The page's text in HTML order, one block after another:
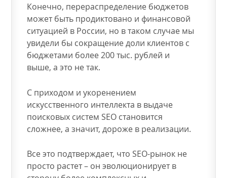
Конечно, перераспределение бюджетов
может быть продиктовано и финансовой
ситуацией в России, но в таком случае мы
увидели бы сокращение доли клиентов с
бюджетами более 200 тыс. рублей и
выше, а это не так.
С приходом и укоренением
искусственного интеллекта в выдаче
поисковых систем SEO становится
сложнее, а значит, дороже в реализации.
Все это подтверждает, что SEO-рынок не
просто растет – он эволюционирует в